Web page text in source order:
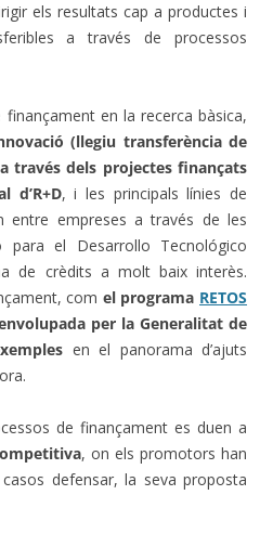
els resultats cap a productes i
a través de processos
finançament en la recerca bàsica,
(llegiu transferència de
través dels projectes finançats
d’R+D, i les principals línies de
entre empreses a través de les
para el Desarrollo Tecnológico
de crèdits a molt baix interès.
com el programa RETOS
per la Generalitat de
en el panorama d’ajuts
de finançament es duen a
, on els promotors han
defensar, la seva proposta